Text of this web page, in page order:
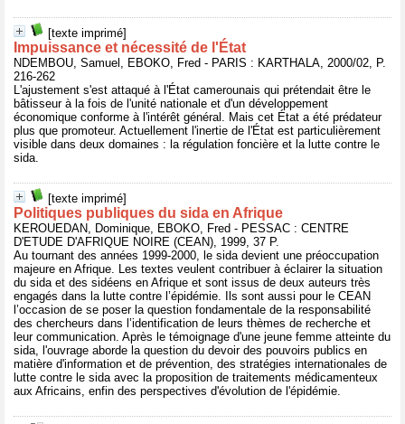
[texte imprimé]
Impuissance et nécessité de l'État
NDEMBOU, Samuel, EBOKO, Fred - PARIS : KARTHALA, 2000/02, P.
216-262
L'ajustement s'est attaqué à l'État camerounais qui prétendait être le
bâtisseur à la fois de l'unité nationale et d'un développement
économique conforme à l'intérêt général. Mais cet État a été prédateur
plus que promoteur. Actuellement l'inertie de l'État est particulièrement
visible dans deux domaines : la régulation foncière et la lutte contre le
sida.
[texte imprimé]
Politiques publiques du sida en Afrique
KEROUEDAN, Dominique, EBOKO, Fred - PESSAC : CENTRE
D'ETUDE D'AFRIQUE NOIRE (CEAN), 1999, 37 P.
Au tournant des années 1999-2000, le sida devient une préoccupation
majeure en Afrique. Les textes veulent contribuer à éclairer la situation
du sida et des sidéens en Afrique et sont issus de deux auteurs très
engagés dans la lutte contre l’épidémie. Ils sont aussi pour le CEAN
l’occasion de se poser la question fondamentale de la responsabilité
des chercheurs dans l’identification de leurs thèmes de recherche et
leur communication. Après le témoignage d'une jeune femme atteinte du
sida, l'ouvrage aborde la question du devoir des pouvoirs publics en
matière d'information et de prévention, des stratégies internationales de
lutte contre le sida avec la proposition de traitements médicamenteux
aux Africains, enfin des perspectives d'évolution de l'épidémie.